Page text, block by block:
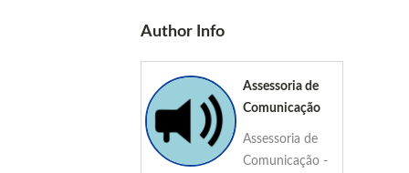
Author Info
Assessoria de
Comunicação
Assessoria de
Comunicação -